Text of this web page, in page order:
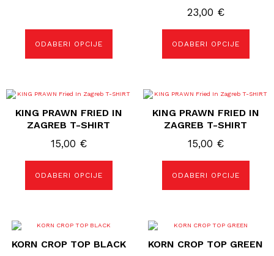
ODABERI OPCIJE
proizvoda
23,00 €
ODABERI OPCIJE
odabrati
proizvoda
KING PRAWN FRIED IN
ZAGREB T-SHIRT
15,00 €
ODABERI OPCIJE
Ovaj
ima
varijanti.
Opcije
se
na
KING PRAWN FRIED IN
ZAGREB T-SHIRT
15,00 €
ODABERI OPCIJE
Ovaj
ima
varijanti.
Opcije
se
na
KORN CROP TOP BLACK
Ovaj
ima
KORN CROP TOP GREEN
Ovaj
ima